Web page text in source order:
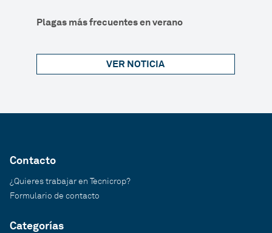
Plagas más frecuentes en verano
VER NOTICIA
Contacto
¿Quieres trabajar en Tecnicrop?
Formulario de contacto
Categorías